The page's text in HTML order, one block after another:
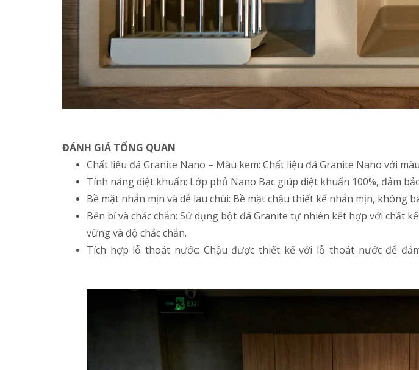
ĐÁNH GIÁ TỔNG QUAN
Chất liệu đá Granite Nano – Màu kem: Chất liệu đá Granite Nano với
Tính năng diệt khuẩn: Lớp phủ Nano Bạc giúp diệt khuẩn 100%, đảm
Bề mặt nhẵn mịn và dễ lau chùi: Bề mặt chậu thiết kế nhẵn mịn, không
Bền bỉ và chắc chắn: Sử dụng bột đá Granite tự nhiên kết hợp với chất
vững và độ chắc chắn.
Tích hợp lỗ thoát nước: Chậu được thiết kế với lỗ thoát nước để